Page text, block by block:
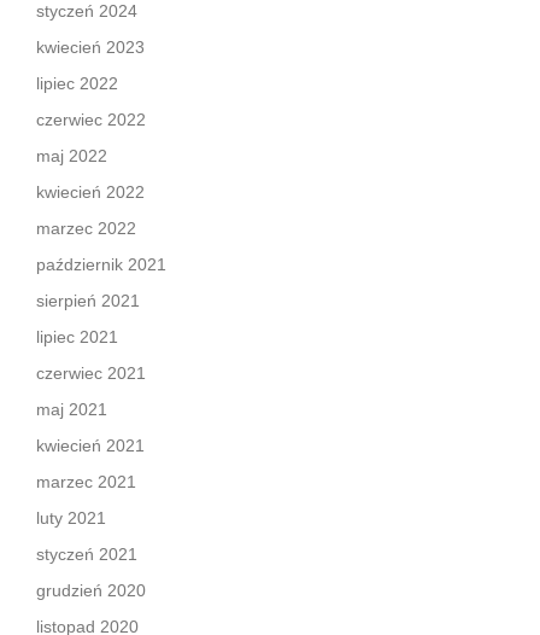
styczeń 2024
kwiecień 2023
lipiec 2022
czerwiec 2022
maj 2022
kwiecień 2022
marzec 2022
październik 2021
sierpień 2021
lipiec 2021
czerwiec 2021
maj 2021
kwiecień 2021
marzec 2021
luty 2021
styczeń 2021
grudzień 2020
listopad 2020